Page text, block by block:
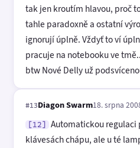
tak jen kroutím hlavou, proč
tahle paradoxně a ostatní
ignorují úplně. Vždyť to ví
pracuje na notebooku ve
btw Nové Delly už
#13Diagon Swarm18. srpna
[12]
Automatickou
klávesách chápu, ale u té